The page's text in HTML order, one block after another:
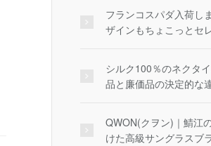
フランコスパダ入荷し
ザインもちょこっとセ
シルク100％のネクタ
品と廉価品の決定的な
QWON(クヲン)｜鯖江
けた高級サングラスブ